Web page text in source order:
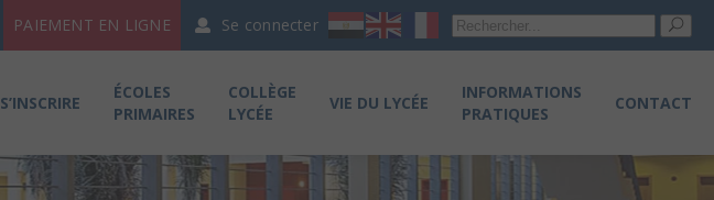
PAIEMENT EN LIGNE Se connecter
S’INSCRIRE
ÉCOLES
PRIMAIRES
COLLÈGE
LYCÉE
VIE DU LYCÉE
INFORMATIONS
PRATIQUES
CONTACT